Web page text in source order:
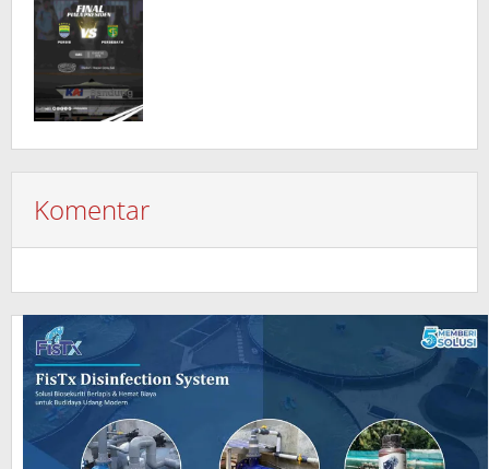
Komentar